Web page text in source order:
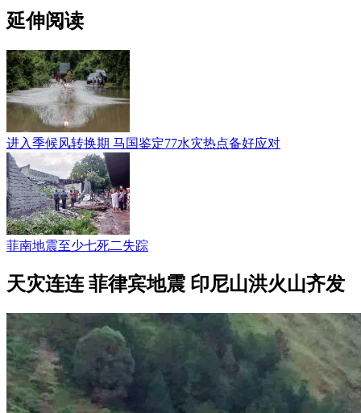
延伸阅读
进入季候风转换期 马国鉴定77水灾热点备好应对
菲南地震至少七死二失踪
天灾连连 菲律宾地震 印尼山洪火山齐发